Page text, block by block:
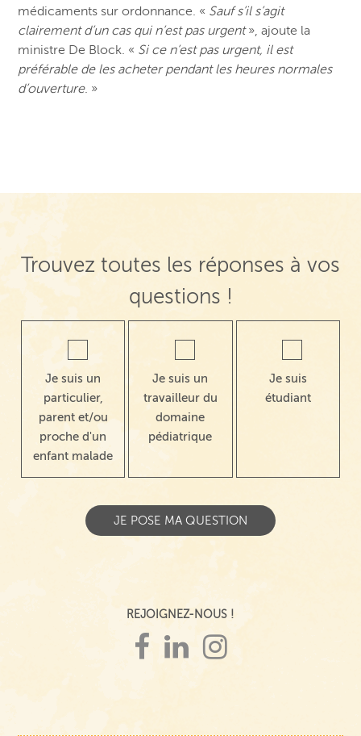
médicaments sur ordonnance. « Sauf s’il s’agit
clairement d’un cas qui n’est pas urgent», ajoute la
ministre De Block. « Si ce n’est pas urgent, il est
préférable de les acheter pendant les heures normales
d’ouverture. »
Trouvez toutes les réponses à vos
questions !
Je suis un
particulier,
parent et/ou
proche d'un
enfant malade
Je suis un
travailleur du
domaine
pédiatrique
Je suis
étudiant
REJOIGNEZ-NOUS !